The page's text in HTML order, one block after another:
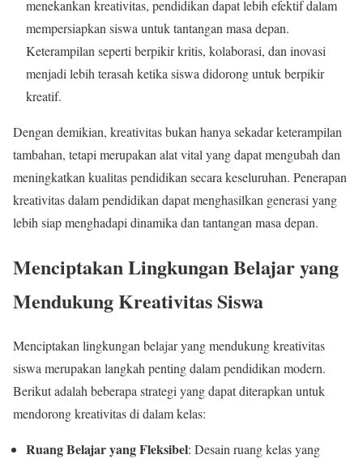
menekankan kreativitas, pendidikan dapat lebih efektif dalam
mempersiapkan siswa untuk tantangan masa depan.
Keterampilan seperti berpikir kritis, kolaborasi, dan inovasi
menjadi lebih terasah ketika siswa didorong untuk berpikir
kreatif.
Dengan demikian, kreativitas bukan hanya sekadar keterampilan
tambahan, tetapi merupakan alat vital yang dapat mengubah dan
meningkatkan kualitas pendidikan secara keseluruhan. Penerapan
kreativitas dalam pendidikan dapat menghasilkan generasi yang
lebih siap menghadapi dinamika dan tantangan masa depan.
Menciptakan Lingkungan Belajar yang
Mendukung Kreativitas Siswa
Menciptakan lingkungan belajar yang mendukung kreativitas
siswa merupakan langkah penting dalam pendidikan modern.
Berikut adalah beberapa strategi yang dapat diterapkan untuk
mendorong kreativitas di dalam kelas:
Ruang Belajar yang Fleksibel: Desain ruang kelas yang